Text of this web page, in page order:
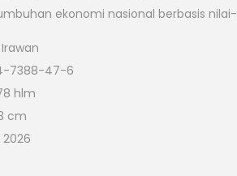
ekonomi nasional berbasis
7388-47-6
hlm
cm